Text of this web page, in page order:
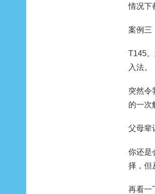
情况下
案例三
T145
入法。
突然令
的一次
父母辈
你还是
择，但
再看一